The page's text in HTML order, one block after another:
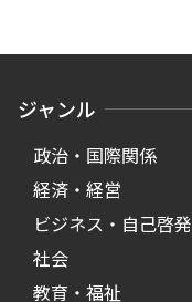
ジャンル
政治・国際関係
経済・経営
ビジネス・自己啓発
社会
教育・福祉